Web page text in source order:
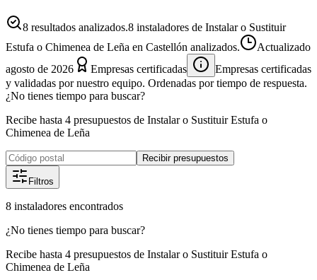
8 resultados analizados.8 instaladores de Instalar o Sustituir
Estufa o Chimenea de Leña en Castellón analizados.
Actualizado
agosto de 2026
Empresas certificadas
Empresas certificadas
y validadas por nuestro equipo. Ordenadas por tiempo de respuesta.
¿No tienes tiempo para buscar?
Recibe hasta 4 presupuestos de Instalar o Sustituir Estufa o
Chimenea de Leña
Recibir presupuestos
Filtros
8 instaladores encontrados
¿No tienes tiempo para buscar?
Recibe hasta 4 presupuestos de Instalar o Sustituir Estufa o
Chimenea de Leña